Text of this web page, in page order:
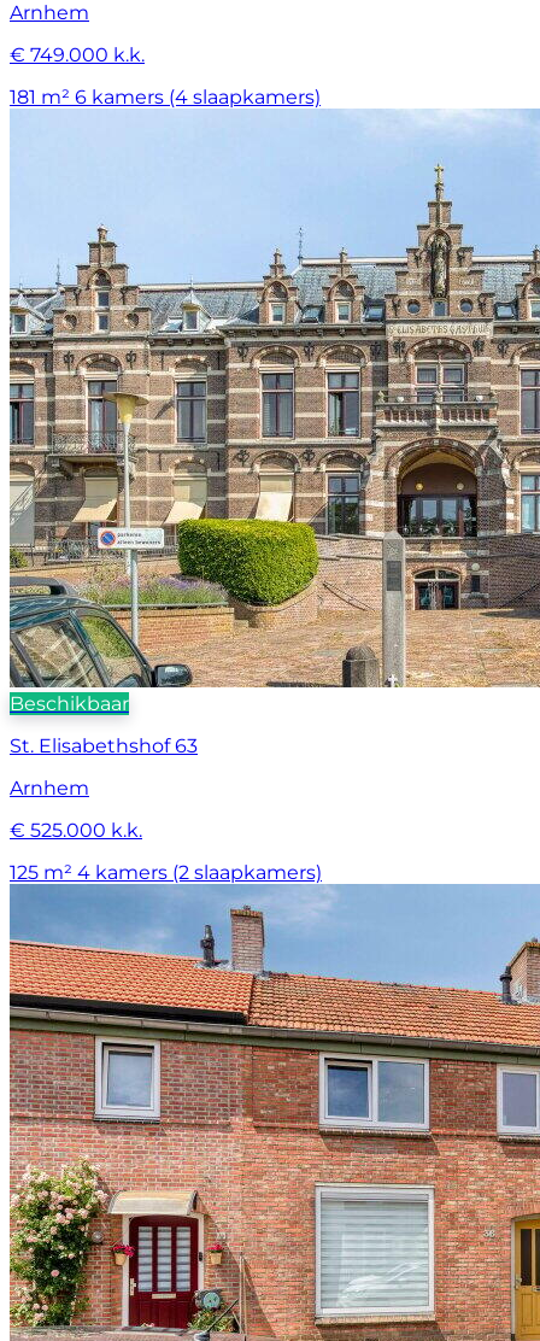
Arnhem
€ 749.000 k.k.
181 m² 6 kamers (4 slaapkamers)
Beschikbaar
St. Elisabethshof 63
Arnhem
€ 525.000 k.k.
125 m² 4 kamers (2 slaapkamers)